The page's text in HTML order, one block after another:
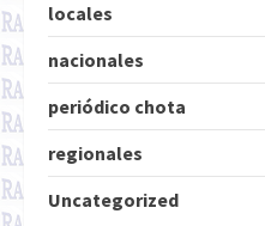
locales
nacionales
periódico chota
regionales
Uncategorized